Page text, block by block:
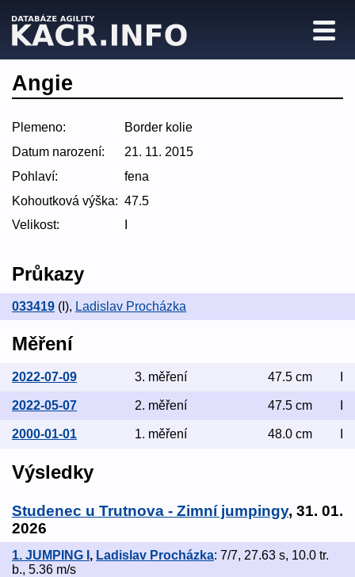
Angie
Plemeno:
Border kolie
Datum narození:
21. 11. 2015
Pohlaví:
fena
Kohoutková výška: 47.5
Velikost:
Průkazy
033419 (I), Ladislav Procházka
Měření
2022-07-09 3. měření 47.5 cm
2022-05-07 2. měření 47.5 cm
2000-01-01 1. měření 48.0 cm
Výsledky
Studenec u Trutnova - Zimní jumpingy, 31. 01.
2026
1. JUMPING I , Ladislav Procházka: 7/7, 27.63 s, 10.0 tr.
b., 5.36 m/s